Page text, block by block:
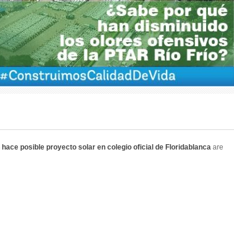
posible proyecto solar en colegio oficial de Floridablanca are